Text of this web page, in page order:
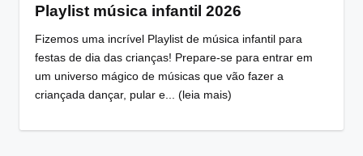
Playlist música infantil 2026
Fizemos uma incrível Playlist de música infantil para
festas de dia das crianças! Prepare-se para entrar em
um universo mágico de músicas que vão fazer a
criançada dançar, pular e... (leia mais)